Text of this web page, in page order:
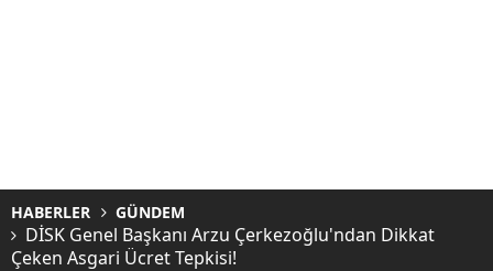
HABERLER GÜNDEM
DİSK Genel Başkanı Arzu Çerkezoğlu'ndan Dikkat
Çeken Asgari Ücret Tepkisi!